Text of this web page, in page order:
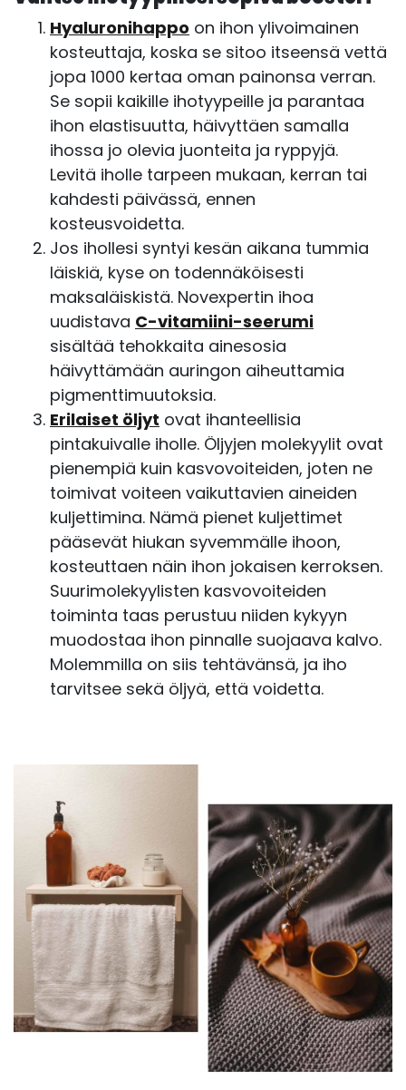
Hyaluronihappo on ihon ylivoimainen
kosteuttaja, koska se sitoo itseensä vettä
jopa 1000 kertaa oman painonsa verran.
Se sopii kaikille ihotyypeille ja parantaa
ihon elastisuutta, häivyttäen samalla
ihossa jo olevia juonteita ja ryppyjä.
Levitä iholle tarpeen mukaan, kerran tai
kahdesti päivässä, ennen
kosteusvoidetta.
Jos ihollesi syntyi kesän aikana tummia
läiskiä, kyse on todennäköisesti
maksaläiskistä. Novexpertin ihoa
uudistava C-vitamiini-seerumi
sisältää tehokkaita ainesosia
häivyttämään auringon aiheuttamia
pigmenttimuutoksia.
Erilaiset öljyt ovat ihanteellisia
pintakuivalle iholle. Öljyjen molekyylit ovat
pienempiä kuin kasvovoiteiden, joten ne
toimivat voiteen vaikuttavien aineiden
kuljettimina. Nämä pienet kuljettimet
pääsevät hiukan syvemmälle ihoon,
kosteuttaen näin ihon jokaisen kerroksen.
Suurimolekyylisten kasvovoiteiden
toiminta taas perustuu niiden kykyyn
muodostaa ihon pinnalle suojaava kalvo.
Molemmilla on siis tehtävänsä, ja iho
tarvitsee sekä öljyä, että voidetta.